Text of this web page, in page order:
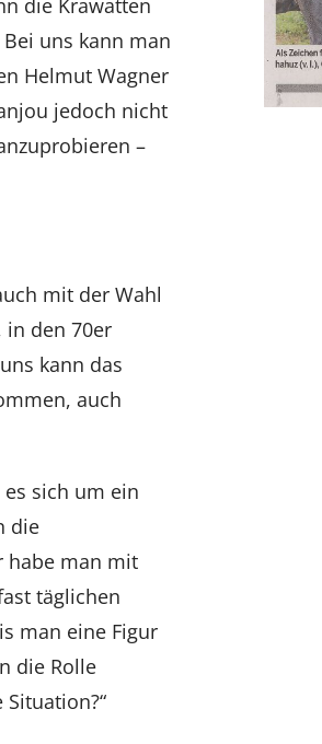
die Krawatten
uns kann man
Helmut Wagner
jedoch nicht
–
mit der Wahl
in den 70er
kann das
auch
sich um ein
die
habe man mit
täglichen
man eine Figur
die Rolle